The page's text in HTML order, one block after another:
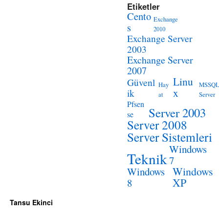
Etiketler
Cento
s
Exchange
2010
Exchange Server
2003
Exchange Server
2007
Güvenl
ik
Hay
at
Linu
x
MSSQL
Server
Pfsen
se
Server 2003
Server 2008
Server Sistemleri
TeknikWindows
7
Windows
8
Windows
XP
Tansu Ekinci